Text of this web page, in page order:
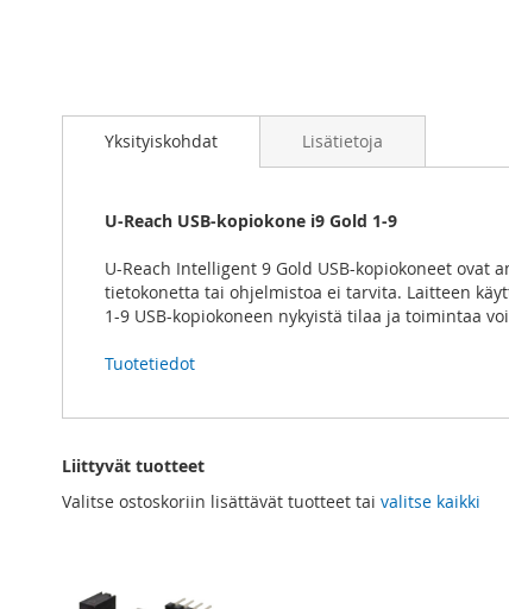
to
images
gallery
Yksityiskohdat
U-Reach USB-kopiokone i9 Gold 1-9
U-Reach Intelligent 9 Gold USB-kopiokoneet
tietokonetta tai ohjelmistoa ei tarvita. Laitteen
1-9 USB-kopiokoneen nykyistä tilaa ja toimintaa
Tuotetiedot
Lisätietoja
Liittyvät tuotteet
Valitse ostoskoriin lisättävät tuotteet tai valitse kaikki